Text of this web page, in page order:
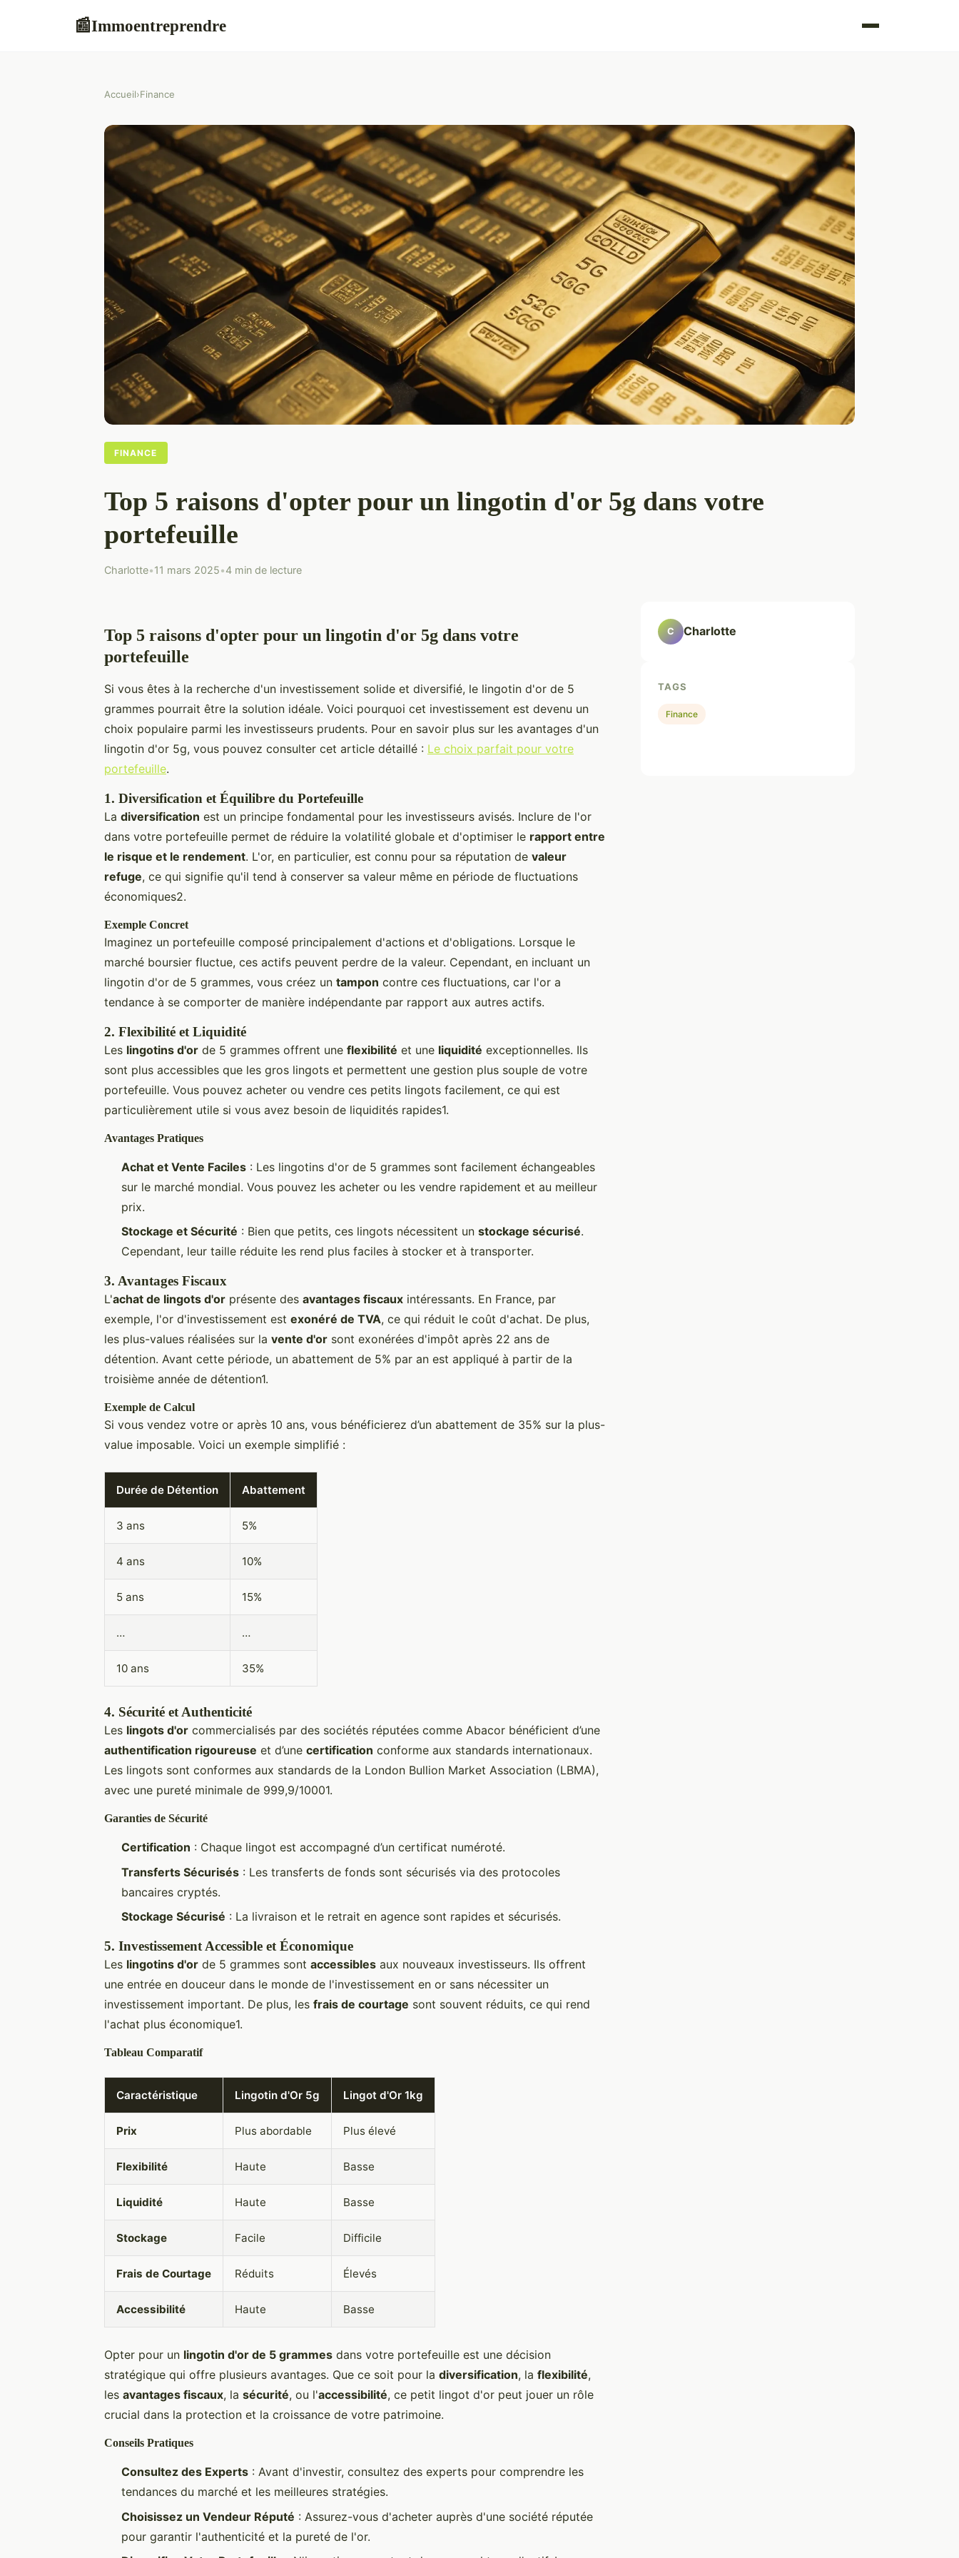
📰Immoentreprendre
Accueil›Finance
FINANCE
Top 5 raisons d'opter pour un lingotin d'or 5g dans votre
portefeuille
Charlotte•11 mars 2025•4 min de lecture
Top 5 raisons d'opter pour un lingotin d'or 5g dans votre
portefeuille
Si vous êtes à la recherche d'un investissement solide et diversifié, le lingotin d'or de 5
grammes pourrait être la solution idéale. Voici pourquoi cet investissement est devenu un
choix populaire parmi les investisseurs prudents. Pour en savoir plus sur les avantages d'un
lingotin d'or 5g, vous pouvez consulter cet article détaillé : Le choix parfait pour votre
portefeuille.
1. Diversification et Équilibre du Portefeuille
La diversification est un principe fondamental pour les investisseurs avisés. Inclure de l'or
dans votre portefeuille permet de réduire la volatilité globale et d'optimiser le rapport entre
le risque et le rendement. L'or, en particulier, est connu pour sa réputation de valeur
refuge, ce qui signifie qu'il tend à conserver sa valeur même en période de fluctuations
économiques2.
Exemple Concret
Imaginez un portefeuille composé principalement d'actions et d'obligations. Lorsque le
marché boursier fluctue, ces actifs peuvent perdre de la valeur. Cependant, en incluant un
lingotin d'or de 5 grammes, vous créez un tampon contre ces fluctuations, car l'or a
tendance à se comporter de manière indépendante par rapport aux autres actifs.
2. Flexibilité et Liquidité
Les lingotins d'or de 5 grammes offrent une flexibilité et une liquidité exceptionnelles. Ils
sont plus accessibles que les gros lingots et permettent une gestion plus souple de votre
portefeuille. Vous pouvez acheter ou vendre ces petits lingots facilement, ce qui est
particulièrement utile si vous avez besoin de liquidités rapides1.
Avantages Pratiques
Achat et Vente Faciles : Les lingotins d'or de 5 grammes sont facilement échangeables
sur le marché mondial. Vous pouvez les acheter ou les vendre rapidement et au meilleur
prix.
Stockage et Sécurité : Bien que petits, ces lingots nécessitent un stockage sécurisé.
Cependant, leur taille réduite les rend plus faciles à stocker et à transporter.
3. Avantages Fiscaux
L'achat de lingots d'or présente des avantages fiscaux intéressants. En France, par
exemple, l'or d'investissement est exonéré de TVA, ce qui réduit le coût d'achat. De plus,
les plus-values réalisées sur la vente d'or sont exonérées d'impôt après 22 ans de
détention. Avant cette période, un abattement de 5% par an est appliqué à partir de la
troisième année de détention1.
Exemple de Calcul
Si vous vendez votre or après 10 ans, vous bénéficierez d’un abattement de 35% sur la plus-
value imposable. Voici un exemple simplifié :
Durée de Détention Abattement
3 ans 5%
4 ans 10%
5 ans 15%
… …
10 ans 35%
4. Sécurité et Authenticité
Les lingots d'or commercialisés par des sociétés réputées comme Abacor bénéficient d’une
authentification rigoureuse et d’une certification conforme aux standards internationaux.
Les lingots sont conformes aux standards de la London Bullion Market Association (LBMA),
avec une pureté minimale de 999,9/10001.
Garanties de Sécurité
Certification : Chaque lingot est accompagné d’un certificat numéroté.
Transferts Sécurisés : Les transferts de fonds sont sécurisés via des protocoles
bancaires cryptés.
Stockage Sécurisé : La livraison et le retrait en agence sont rapides et sécurisés.
5. Investissement Accessible et Économique
Les lingotins d'or de 5 grammes sont accessibles aux nouveaux investisseurs. Ils offrent
une entrée en douceur dans le monde de l'investissement en or sans nécessiter un
investissement important. De plus, les frais de courtage sont souvent réduits, ce qui rend
l'achat plus économique1.
Tableau Comparatif
Caractéristique Lingotin d'Or 5g Lingot d'Or 1kg
Prix Plus abordable Plus élevé
Flexibilité Haute Basse
Liquidité Haute Basse
Stockage Facile Difficile
Frais de Courtage Réduits Élevés
Accessibilité Haute Basse
Opter pour un lingotin d'or de 5 grammes dans votre portefeuille est une décision
stratégique qui offre plusieurs avantages. Que ce soit pour la diversification, la flexibilité,
les avantages fiscaux, la sécurité, ou l'accessibilité, ce petit lingot d'or peut jouer un rôle
crucial dans la protection et la croissance de votre patrimoine.
Conseils Pratiques
Consultez des Experts : Avant d'investir, consultez des experts pour comprendre les
tendances du marché et les meilleures stratégies.
Choisissez un Vendeur Réputé : Assurez-vous d'acheter auprès d'une société réputée
pour garantir l'authenticité et la pureté de l'or.
C Charlotte
TAGS
Finance